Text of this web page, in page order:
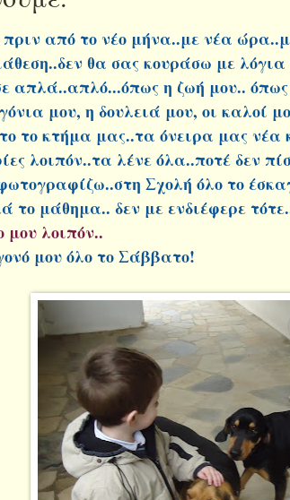
από το νέο μήνα..με νέα
θα σας κουράσω με λόγια
απλά..απλό...όπως η ζωή μου..
μου, η δουλειά μου, οι καλοί
το κτήμα μας..τα όνειρα μας
λοιπόν..τα λένε όλα..ποτέ δεν
Σχολή όλο το
το μάθημα.. δεν με ενδιέφερε
μου λοιπόν..
μου όλο το Σάββατο!